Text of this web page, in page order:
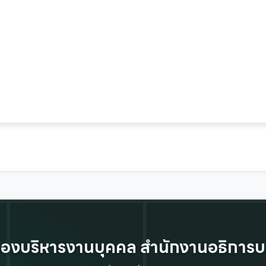
งบริหารงานบุคคล สำนักงานอธิการ